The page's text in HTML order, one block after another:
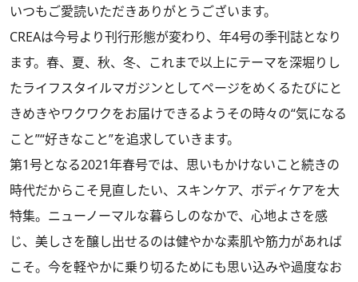
いつもご愛読いただきありがとうございます。
CREAは今号より刊行形態が変わり、年4号の季刊誌となり
ます。春、夏、秋、冬、これまで以上にテーマを深堀りし
たライフスタイルマガジンとしてページをめくるたびにと
きめきやワクワクをお届けできるようその時々の“気になる
こと”“好きなこと”を追求していきます。
第1号となる2021年春号では、思いもかけないこと続きの
時代だからこそ見直したい、スキンケア、ボディケアを大
特集。ニューノーマルな暮らしのなかで、心地よさを感
じ、美しさを醸し出せるのは健やかな素肌や筋力があれば
こそ。今を軽やかに乗り切るためにも思い込みや過度なお